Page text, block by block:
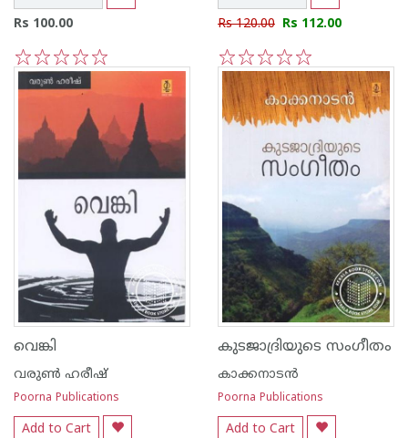
Rs 100.00
5
4
3
2
1
Rs 120.00 Rs 112.00
5
4
3
2
1
വെങ്കി
വരുണ്‍ ഹരീഷ്
Poorna Publications
Add to Cart
കുടജാദ്രിയുടെ സംഗീതം
കാക്കനാടന്‍
Poorna Publications
Add to Cart